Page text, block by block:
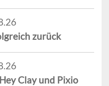
zurück
Clay und Pixio